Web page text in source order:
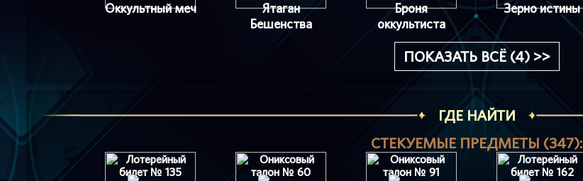
Оккультный меч
Ятаган
Бешенства
Броня
оккультиста
Зерно истины
ПОКАЗАТЬ ВСЁ (4) >>
ГДЕ НАЙТИ
СТЕКУЕМЫЕ ПРЕДМЕТЫ (347):